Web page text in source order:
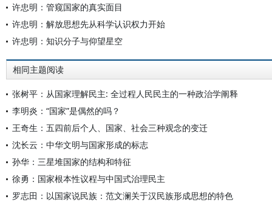
许忠明：管窥国家的真实面目
许忠明：解放思想先从科学认识权力开始
许忠明：知识分子与仰望星空
相同主题阅读
张树平：从国家理解民主: 全过程人民民主的一种政治学阐释
李明炎：“国家”是偶然的吗？
王奇生：五四前后个人、国家、社会三种观念的变迁
沈长云：中华文明与国家形成的标志
孙华：三星堆国家的结构和特征
徐勇：国家根本性议程与中国式治理民主
罗志田：以国家说民族：范文澜关于汉民族形成思想的特色